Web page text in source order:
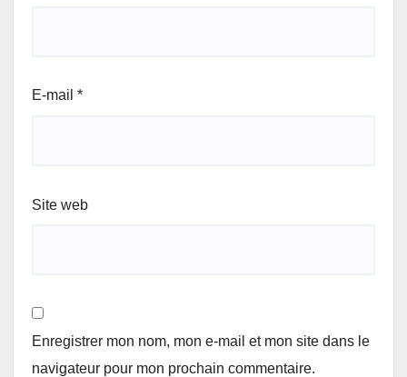
E-mail *
Site web
Enregistrer mon nom, mon e-mail et mon site dans le
navigateur pour mon prochain commentaire.